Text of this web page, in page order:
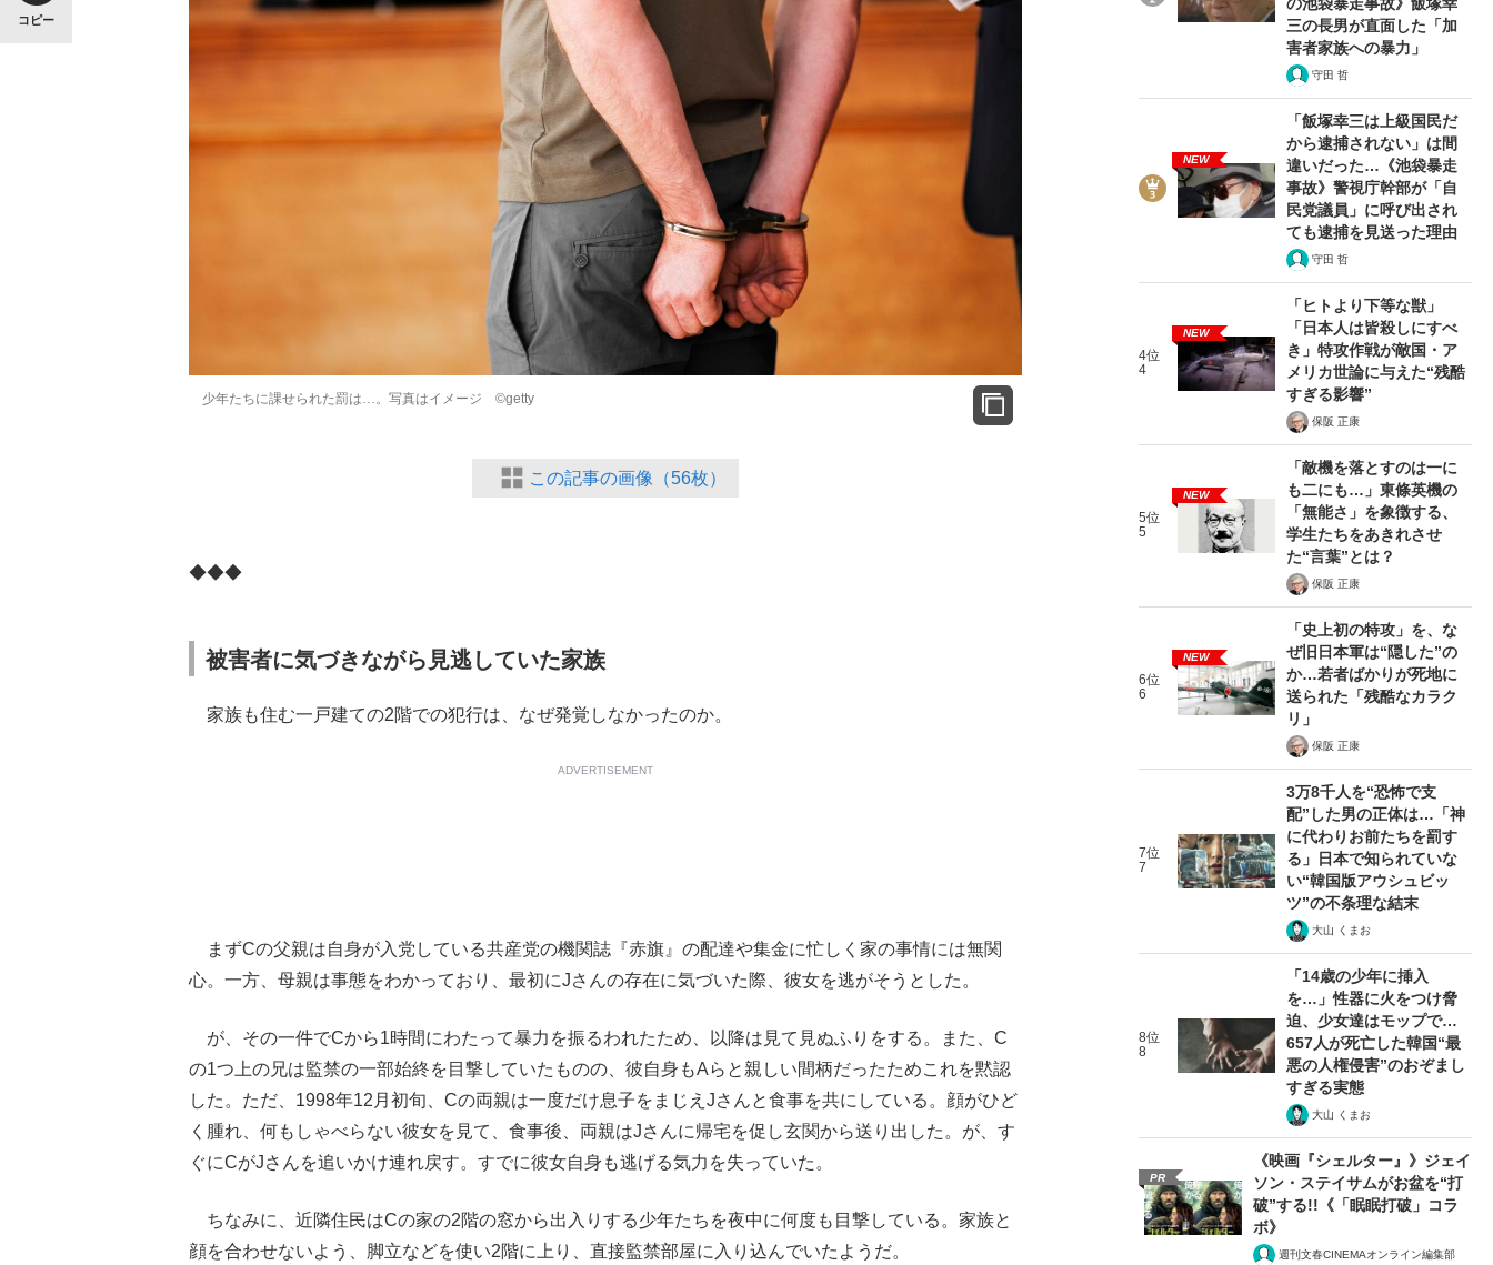
コピー
少年たちに課せられた罰は…。写真はイメージ ©getty
この記事の画像（56枚）
◆◆◆
被害者に気づきながら見逃していた家族
家族も住む一戸建ての2階での犯行は、なぜ発覚しなかったのか。
ADVERTISEMENT
まずCの父親は自身が入党している共産党の機関誌『赤旗』の配達や集金に忙しく家の事情には無関
心。一方、母親は事態をわかっており、最初にJさんの存在に気づいた際、彼女を逃がそうとした。
が、その一件でCから1時間にわたって暴力を振るわれたため、以降は見て見ぬふりをする。また、C
の1つ上の兄は監禁の一部始終を目撃していたものの、彼自身もAらと親しい間柄だったためこれを黙認
した。ただ、1998年12月初旬、Cの両親は一度だけ息子をまじえJさんと食事を共にしている。顔がひど
く腫れ、何もしゃべらない彼女を見て、食事後、両親はJさんに帰宅を促し玄関から送り出した。が、す
ぐにCがJさんを追いかけ連れ戻す。すでに彼女自身も逃げる気力を失っていた。
ちなみに、近隣住民はCの家の2階の窓から出入りする少年たちを夜中に何度も目撃している。家族と
顔を合わせないよう、脚立などを使い2階に上り、直接監禁部屋に入り込んでいたようだ。
三の長男が直面した「加
害者家族への暴力」
守田 哲
NEW
「飯塚幸三は上級国民だ
から逮捕されない」は間
違いだった…《池袋暴走
事故》警視庁幹部が「自
民党議員」に呼び出され
ても逮捕を見送った理由
守田 哲
4位
4
NEW
「ヒトより下等な獣」
「日本人は皆殺しにすべ
き」特攻作戦が敵国・ア
メリカ世論に与えた“残酷
すぎる影響”
保阪 正康
5位
5
NEW
「敵機を落とすのは一に
も二にも…」東條英機の
「無能さ」を象徴する、
学生たちをあきれさせ
た“言葉”とは？
保阪 正康
6位
6
NEW
「史上初の特攻」を、な
ぜ旧日本軍は“隠した”の
か…若者ばかりが死地に
送られた「残酷なカラク
リ」
保阪 正康
7位
7
3万8千人を“恐怖で支
配”した男の正体は…「神
に代わりお前たちを罰す
る」日本で知られていな
い“韓国版アウシュビッ
ツ”の不条理な結末
大山 くまお
8位
8
「14歳の少年に挿入
を…」性器に火をつけ脅
迫、少女達はモップで…
657人が死亡した韓国“最
悪の人権侵害”のおぞまし
すぎる実態
大山 くまお
PR
《映画『シェルター』》ジェイ
ソン・ステイサムがお盆を“打
破”する!!《「眠眠打破」コラ
ボ》
週刊文春CINEMAオンライン編集部